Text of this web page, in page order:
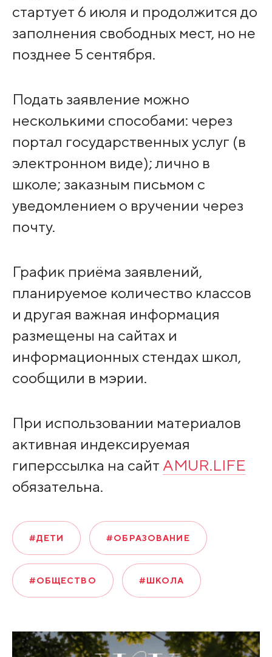
стартует 6 июля и продолжится до
заполнения свободных мест, но не
позднее 5 сентября.
Подать заявление можно
несколькими способами: через
портал государственных услуг (в
электронном виде); лично в
школе; заказным письмом с
уведомлением о вручении через
почту.
График приёма заявлений,
планируемое количество классов
и другая важная информация
размещены на сайтах и
информационных стендах школ,
сообщили в мэрии.
При использовании материалов
активная индексируемая
гиперссылка на сайт AMUR.LIFE
обязательна.
#ДЕТИ #ОБРАЗОВАНИЕ
#ОБЩЕСТВО #ШКОЛА